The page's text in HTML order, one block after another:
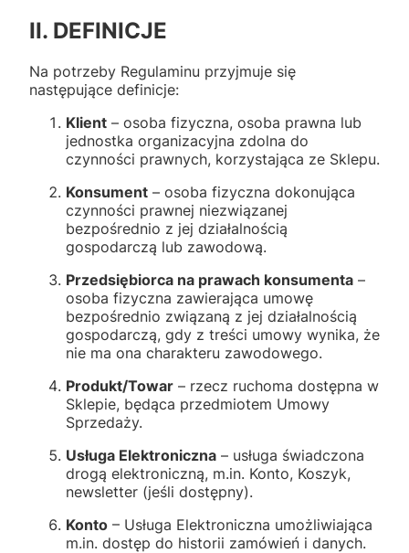
II. DEFINICJE
Na potrzeby Regulaminu przyjmuje się
następujące definicje:
Klient – osoba fizyczna, osoba prawna lub
jednostka organizacyjna zdolna do
czynności prawnych, korzystająca ze Sklepu.
Konsument – osoba fizyczna dokonująca
czynności prawnej niezwiązanej
bezpośrednio z jej działalnością
gospodarczą lub zawodową.
Przedsiębiorca na prawach konsumenta –
osoba fizyczna zawierająca umowę
bezpośrednio związaną z jej działalnością
gospodarczą, gdy z treści umowy wynika, że
nie ma ona charakteru zawodowego.
Produkt/Towar – rzecz ruchoma dostępna w
Sklepie, będąca przedmiotem Umowy
Sprzedaży.
Usługa Elektroniczna – usługa świadczona
drogą elektroniczną, m.in. Konto, Koszyk,
newsletter (jeśli dostępny).
Konto – Usługa Elektroniczna umożliwiająca
m.in. dostęp do historii zamówień i danych.